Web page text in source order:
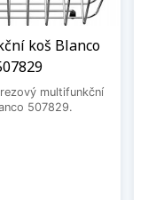
koš Blanco
multifunkční
507829.